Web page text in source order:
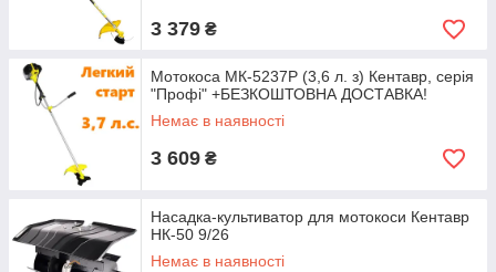
3 379 ₴
Мотокоса МК-5237P (3,6 л. з) Кентавр, серія
"Профі" +БЕЗКОШТОВНА ДОСТАВКА!
Немає в наявності
3 609 ₴
Насадка-культиватор для мотокоси Кентавр
НК-50 9/26
Немає в наявності